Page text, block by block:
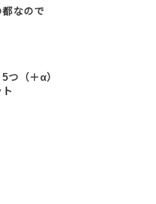
なので
つ（＋α）